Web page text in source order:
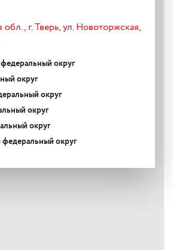
обл., г. Тверь, ул. Новоторжская,
округ
округ
округ
округ
округ
округ